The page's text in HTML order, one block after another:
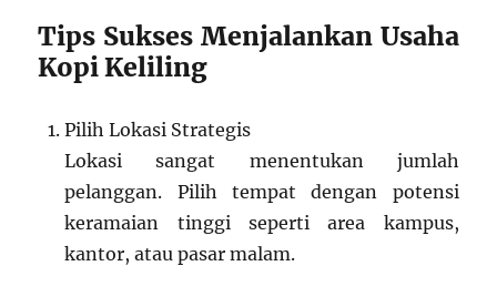
Tips Sukses Menjalankan Usaha
Kopi Keliling
Pilih Lokasi Strategis
Lokasi sangat menentukan jumlah
pelanggan. Pilih tempat dengan potensi
keramaian tinggi seperti area kampus,
kantor, atau pasar malam.